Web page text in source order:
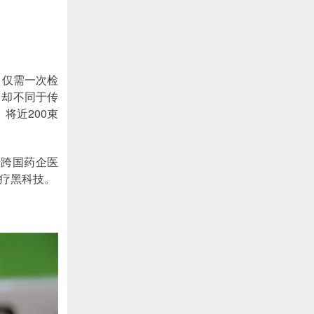
需一次检
不同于传
将近200束
国药企医
黑科技。